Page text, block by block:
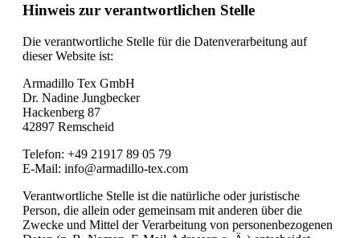
Hinweis zur verantwortlichen Stelle
Die verantwortliche Stelle für die Datenverarbeitung auf
dieser Website ist:
Armadillo Tex GmbH
Dr. Nadine Jungbecker
Hackenberg 87
42897 Remscheid
Telefon: +49 21917 89 05 79
E-Mail: info@armadillo-tex.com
Verantwortliche Stelle ist die natürliche oder juristische
Person, die allein oder gemeinsam mit anderen über die
Zwecke und Mittel der Verarbeitung von personenbezogenen